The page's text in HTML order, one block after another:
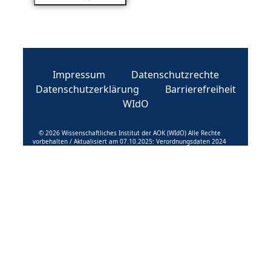
Impressum
Datenschutzrechte
Datenschutzerklärung
Barrierefreiheit
WIdO
© 2026 Wissenschaftliches Institut der AOK (WIdO) Alle Rechte
vorbehalten / Aktualisiert am 07.10.2025: Verordnungsdaten 2024